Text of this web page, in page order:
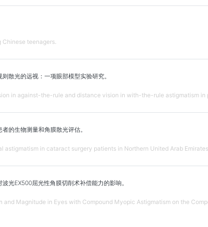
teenagers.
散光的远视：一项眼部模型实验研究。
in against-the-rule and distance vision in with-the-rule astigmatism in
的生物测量和角膜散光评估。
astigmatism in cataract surgery patients in Northern United Arab Emirates.
光EX500屈光性角膜切削术补偿能力的影响。
and Magnitude in Eyes with Compound Myopic Astigmatism on the